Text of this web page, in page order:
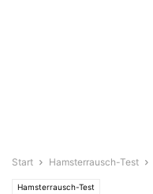
Start Hamsterrausch-Test
Hamsterrausch-Test